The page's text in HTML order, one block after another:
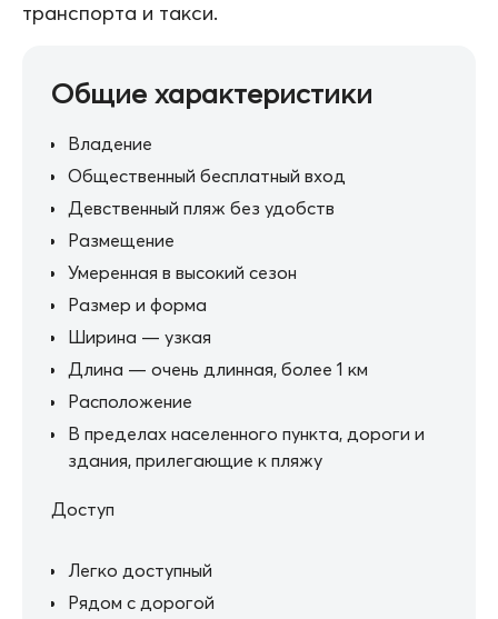
транспорта и такси.
Общие характеристики
Владение
Общественный бесплатный вход
Девственный пляж без удобств
Размещение
Умеренная в высокий сезон
Размер и форма
Ширина — узкая
Длина — очень длинная, более 1 км
Расположение
В пределах населенного пункта, дороги и
здания, прилегающие к пляжу
Доступ
Легко доступный
Рядом с дорогой